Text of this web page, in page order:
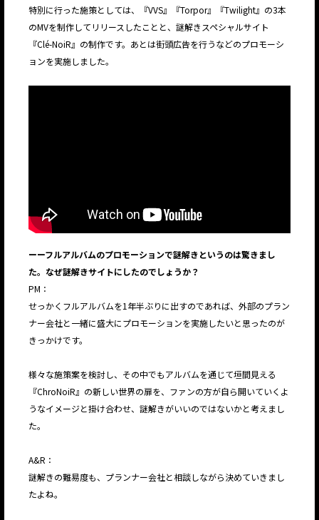
特別に行った施策としては、『VVS』『Torpor』『Twilight』の3本
のMVを制作してリリースしたことと、謎解きスペシャルサイト
『Clé-NoiR』の制作です。あとは街頭広告を行うなどのプロモーシ
ョンを実施しました。
ーーフルアルバムのプロモーションで謎解きというのは驚きまし
た。なぜ謎解きサイトにしたのでしょうか？
PM：
せっかくフルアルバムを1年半ぶりに出すのであれば、外部のプラン
ナー会社と一緒に盛大にプロモーションを実施したいと思ったのが
きっかけです。
様々な施策案を検討し、その中でもアルバムを通じて垣間見える
『ChroNoiR』の新しい世界の扉を、ファンの方が自ら開いていくよ
うなイメージと掛け合わせ、謎解きがいいのではないかと考えまし
た。
A&R：
謎解きの難易度も、プランナー会社と相談しながら決めていきまし
たよね。